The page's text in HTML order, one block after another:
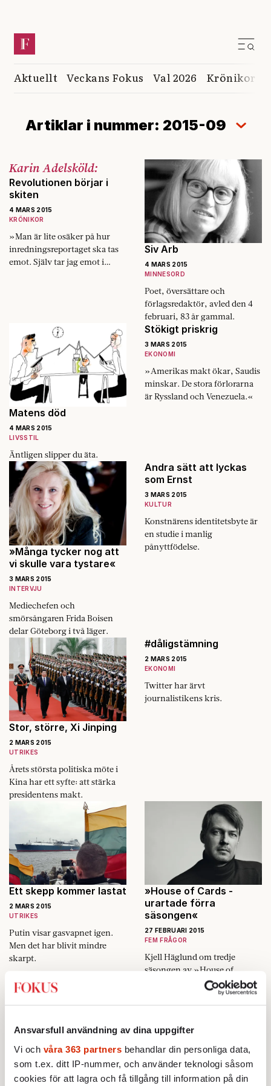
Ansvarsfull användning av dina uppgifter
Vi och våra 363 partners behandlar din personliga data,
som t.ex. ditt IP-nummer, och använder teknologi såsom
cookies för att lagra och få tillgång till information på din
Aktuellt Veckans Fokus Val 2026 Krönikor
Artiklar i nummer: 2015-09
Karin Adelsköld:
Revolutionen börjar i
skiten
4 MARS 2015
KRÖNIKOR
»Man är lite osäker på hur
inredningsreportaget ska tas
emot. Själv tar jag emot i
Siv Arb
4 MARS 2015
MINNESORD
Poet, översättare och
förlagsredaktör, avled den 4
februari, 83 år gammal.
Matens död
4 MARS 2015
LIVSSTIL
Äntligen slipper du äta.
Stökigt priskrig
3 MARS 2015
EKONOMI
»Amerikas makt ökar, Saudis
minskar. De stora förlorarna
är Ryssland och ­Venezuela.«
»Många tycker nog att
vi skulle vara tystare«
3 MARS 2015
INTERVJU
Mediechefen och
smörsångaren Frida Boisen
delar Göteborg i två läger.
Andra sätt att lyckas
som Ernst
3 MARS 2015
KULTUR
Konstnärens identitetsbyte är
en studie i manlig
pånyttfödelse.
Stor, större, Xi Jinping
2 MARS 2015
UTRIKES
Årets största politiska möte i
Kina har ett syfte: att stärka
presidentens makt.
#dåligstämning
2 MARS 2015
EKONOMI
Twitter har ärvt
journalistikens kris.
Ett skepp ­kommer lastat
2 MARS 2015
UTRIKES
Putin visar gasvapnet igen.
Men det har blivit mindre
skarpt.
»House of Cards ­
urartade förra
säsongen«
27 FEBRUARI 2015
FEM FRÅGOR
Kjell Häglund om tredje
säsongen av »House of
Praktikplats sökes
Vad var det som hände?
Den här veckan gör vi något
speciellt på fokus.se